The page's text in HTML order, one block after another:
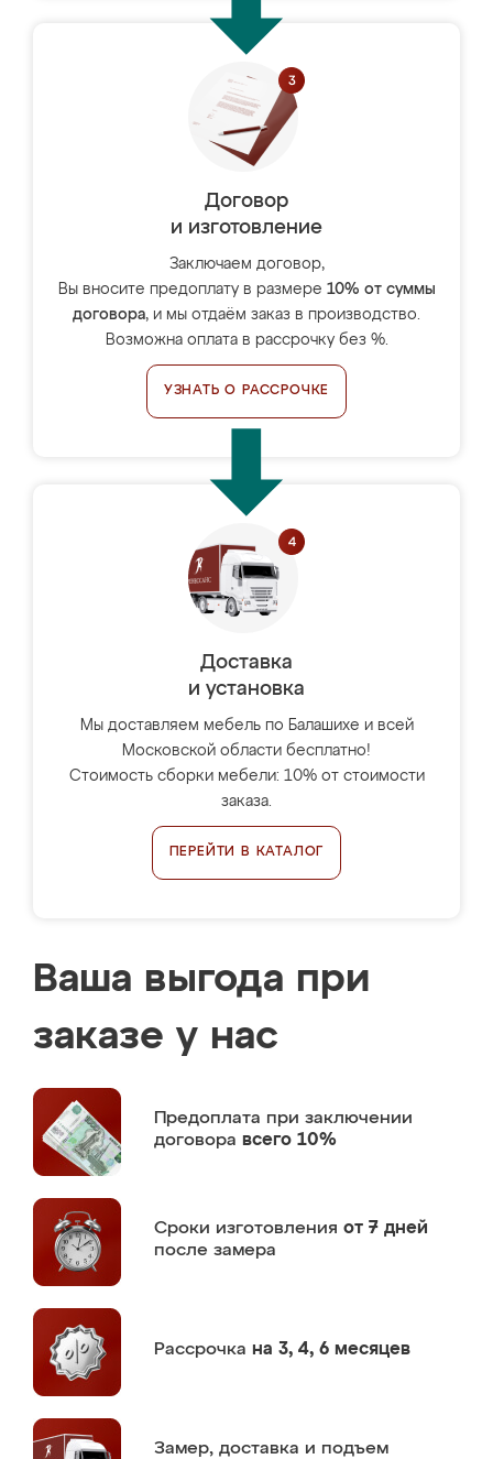
Договор
и изготовление
Заключаем договор,
Вы вносите предоплату в размере 10% от суммы
договора, и мы отдаём заказ в производство.
Возможна оплата в рассрочку без %.
УЗНАТЬ О РАССРОЧКЕ
Доставка
и установка
Мы доставляем мебель по Балашихе и всей
Московской области бесплатно!
Стоимость сборки мебели: 10% от стоимости
заказа.
ПЕРЕЙТИ В КАТАЛОГ
Ваша выгода при
заказе у нас
Предоплата при заключении
договора всего 10%
Сроки изготовления от 7 дней
после замера
Рассрочка на 3, 4, 6 месяцев
Замер, доставка и подъем